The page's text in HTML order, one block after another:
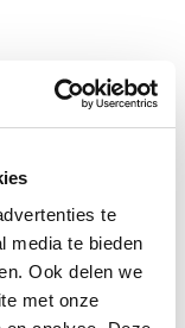
te
media te bieden
Ook delen we
met onze